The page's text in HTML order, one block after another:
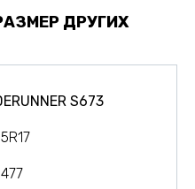
ДРУГИХ
S673